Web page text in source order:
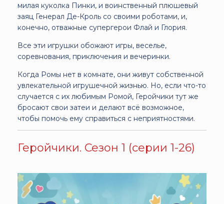
милая куколка Пинки, и воинственный плюшевый
заяц Генерал Де-Кроль со своими роботами, и,
конечно, отважные супергерои Флай и Глория.
Все эти игрушки обожают игры, веселье,
соревнования, приключения и вечеринки.
Когда Ромы нет в комнате, они живут собственной
увлекательной игрушечной жизнью. Но, если что-то
случается с их любимым Ромой, Геройчики тут же
бросают свои затеи и делают всё возможное,
чтобы помочь ему справиться с неприятностями.
Геройчики. Сезон 1 (серии 1-26)